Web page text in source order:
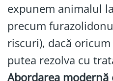
expunem animalul
precum
riscuri), dacă
putea rezolva cu
Abordarea modernă